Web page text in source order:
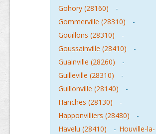
Gohory (28160)
-
Gommerville (28310)
-
Gouillons (28310)
-
Goussainville (28410)
-
Guainville (28260)
-
Guilleville (28310)
-
Guillonville (28140)
-
Hanches (28130)
-
Happonvilliers (28480)
-
Havelu (28410)
- Houville-la-